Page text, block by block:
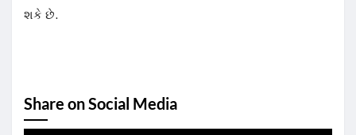
શકે છે.
Share on Social Media